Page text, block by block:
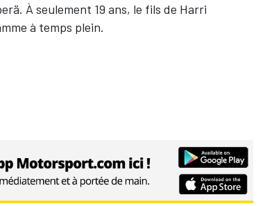
. À seulement 19 ans, le fils de Harri
à temps plein.